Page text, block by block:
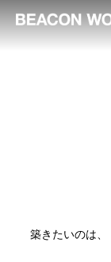
築きたいのは、